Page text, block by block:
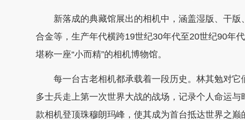
新落成的典藏馆展出的相机中，涵盖湿版、干版
合金等，生产年代横跨19世纪30年代至20世纪90年
堪称一座“小而精”的相机博物馆。
每一台古老相机都承载着一段历史。林其勉对它
多士兵走上第一次世界大战的战场，记录个人命运
款相机登顶珠穆朗玛峰，使其成为首台抵达世界之